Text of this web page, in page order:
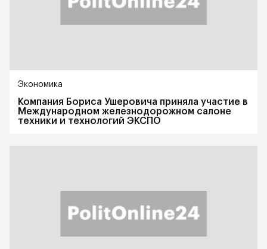
Экономика
Компания Бориса Ушеровича приняла участие в
Международном железнодорожном салоне
техники и технологий ЭКСПО